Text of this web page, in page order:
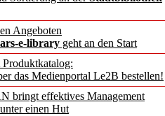
Angeboten
e-library geht an den Start
das Medienportal Le2B bestellen!
bringt effektives Management
einen Hut
Institut neu
und
Intelligenz